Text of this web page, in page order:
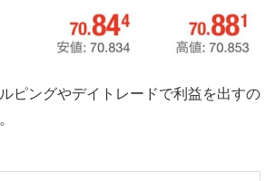
ピングやデイトレードで利益を出すの